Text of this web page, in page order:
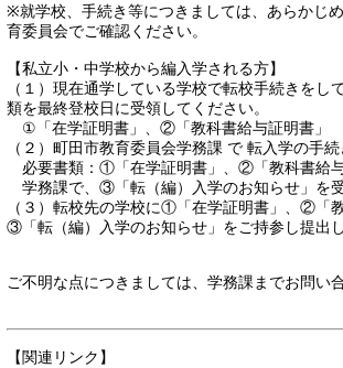
※就学校、手続き等につきましては、あらかじ
育委員会でご確認ください。
【私立小・中学校から編入学される方】
（１）現在通学している学校で転校手続きをし
類を最終登校日に受領してください。
①「在学証明書」、②「教科書給与証明書」
（２）町田市教育委員会学務課 で 転入学の手続
必要書類：①「在学証明書」、②「教科書給与
学務課で、③「転（編）入学のお知らせ」を受
（３）転校先の学校に①「在学証明書」、②「
③「転（編）入学のお知らせ」をご持参し提
ご不明な点につきましては、学務課までお問い
【関連リンク】